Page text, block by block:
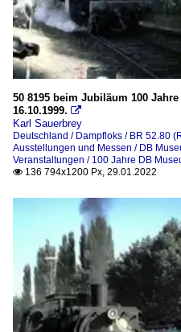
50 8195 beim Jubiläum 100
16.10.1999. 
Karl Sauerbrey
Deutschland / Dampfloks / BR 52.80
Ausstellungen und Messen / DB
Veranstaltungen / 100 Jahre DB
 136 794x1200 Px, 29.01.2022